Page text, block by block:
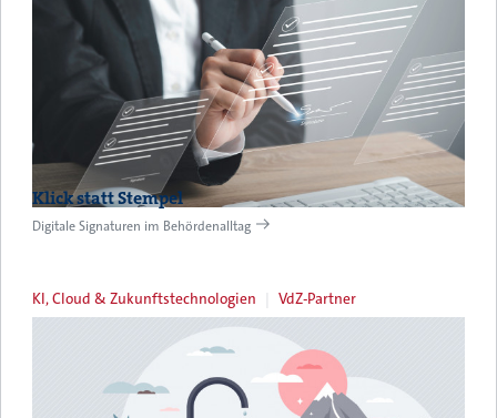
Klick statt Stempel
Digitale Signaturen im Behördenalltag
KI, Cloud & Zukunftstechnologien VdZ-Partner